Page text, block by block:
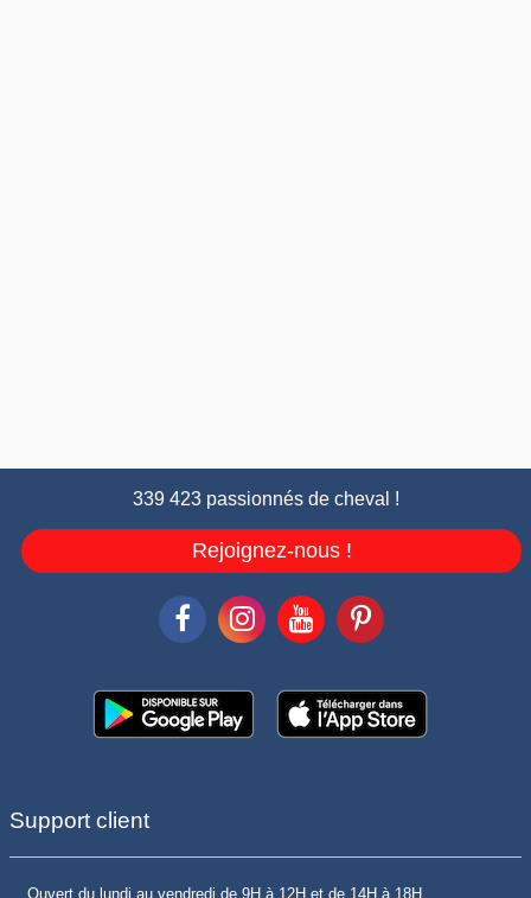
339 423 passionnés de cheval !
Rejoignez-nous !
Support client
Ouvert du lundi au vendredi de 9H à 12H et de 14H à 18H